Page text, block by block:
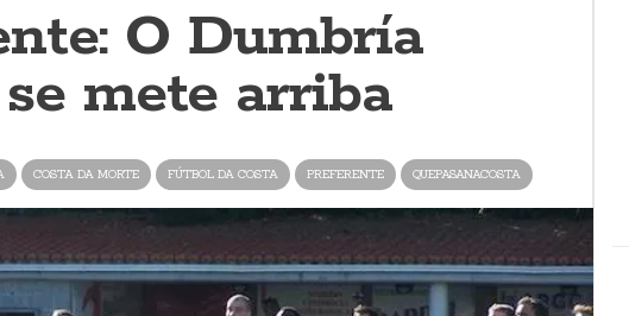
O Dumbría
mete arriba
COSTA DA MORTE FÚTBOL DA COSTA PREFERENTE QUEPASANACOSTA